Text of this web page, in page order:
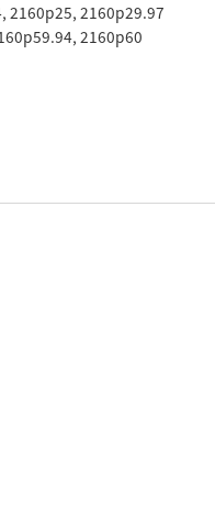
2160p25, 2160p29.97
2160p60